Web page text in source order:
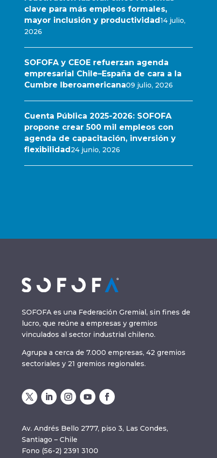
clave para más empleos formales,
mayor inclusión y productividad14 julio,
2026
SOFOFA y CEOE refuerzan agenda
empresarial Chile–España de cara a la
Cumbre Iberoamericana09 julio, 2026
Cuenta Pública 2025-2026: SOFOFA
propone crear 500 mil empleos con
agenda de capacitación, inversión y
flexibilidad24 junio, 2026
SOFOFA es una Federación Gremial, sin fines de
lucro, que reúne a empresas y gremios
vinculados al sector industrial chileno.
Agrupa a cerca de 7.000 empresas, 42 gremios
sectoriales y 21 gremios regionales.
Av. Andrés Bello 2777, piso 3, Las Condes,
Santiago – Chile
Fono (56-2) 2391 3100